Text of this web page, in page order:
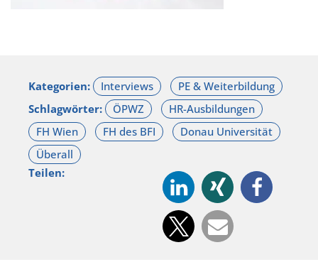
Kategorien:
Schlagwörter:
Teilen: